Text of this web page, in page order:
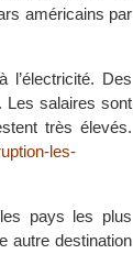
américains par
l’électricité. Des
Les salaires sont
très élevés.
les-
pays les plus
autre destination